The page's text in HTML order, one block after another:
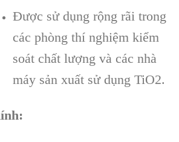
Được sử dụng rộng rãi trong
các phòng thí nghiệm kiểm
soát chất lượng và các nhà
máy sản xuất sử dụng TiO2.